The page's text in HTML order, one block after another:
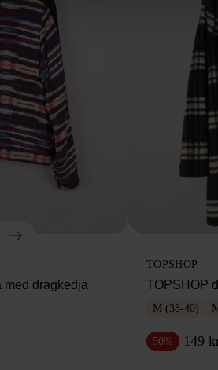
med dragkedja
TOPSHOP
TOPSHOP
M (38-40)
50% 149